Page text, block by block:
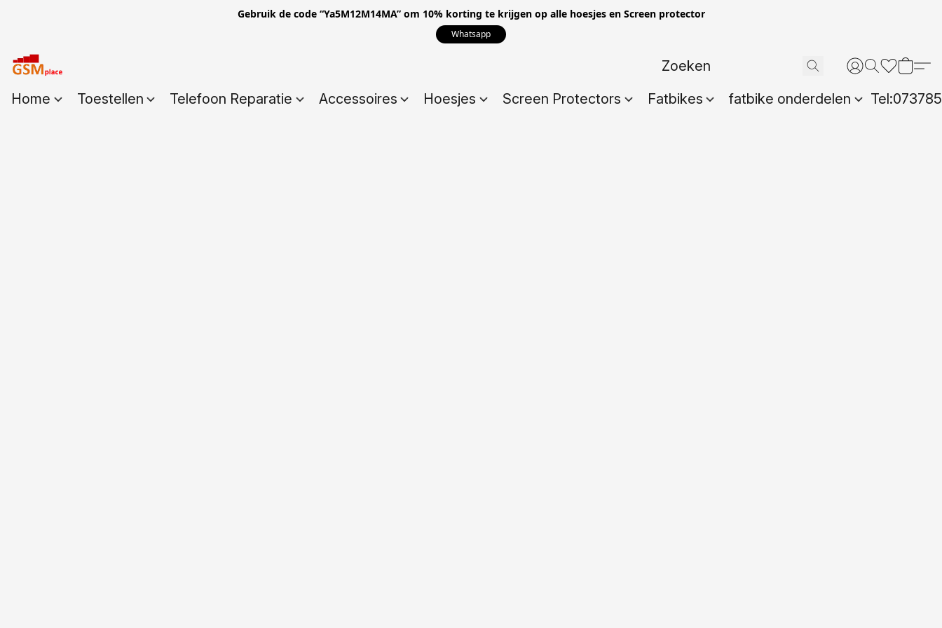
Gebruik de code “Ya5M12M14MA” om 10% korting te krijgen op alle hoesjes en Screen protector
Whatsapp
Home Toestellen Telefoon Reparatie Accessoires Hoesjes Screen Protectors Fatbikes fatbike onderdelen